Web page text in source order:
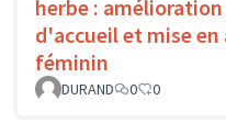
herbe :
d'accueil et mise
féminin
DURAND 0 0